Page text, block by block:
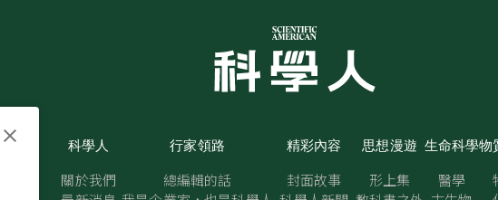
科學人
關於我們
行家領路
總編輯的話
精彩內容
封面故事
思想漫遊
形上集
生命科學
醫學
物